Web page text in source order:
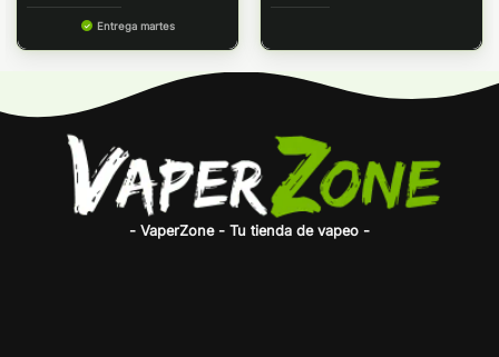
Entrega martes
- VaperZone - Tu tienda de vapeo -